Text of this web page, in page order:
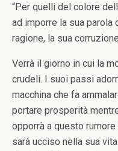
“Per quelli del colore
ad imporre la sua parola
ragione, la sua
Verrà il giorno in cui la
crudeli. I suoi passi
macchina che fa
portare prosperità
opporrà a questo
sarà ucciso nella sua